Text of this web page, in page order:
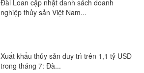
Đài Loan cập nhật danh sách doanh
nghiệp thủy sản Việt Nam...
Xuất khẩu thủy sản duy trì trên 1,1 tỷ USD
trong tháng 7: Đà...